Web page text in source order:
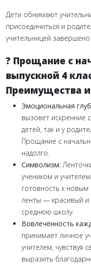
Дети обнимают
присоединиться и
учительницей
? Прощание с
выпускной 4
Преимущества
Эмоциональная
вызовет искренние
детей, так и у
Прощание с
надолго.
Символизм:
учеником и
готовность к
ленты — красивый и
среднюю школу.
Вовлечённость
принимает личное
учителем, чувствуя
выразить